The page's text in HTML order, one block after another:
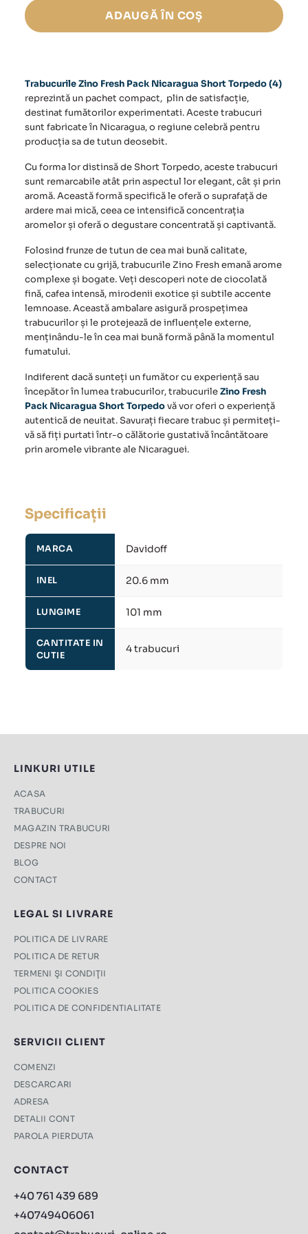
Pack
(4)
ADAUGĂ ÎN COȘ
Trabucurile Zino Fresh Pack Nicaragua Short Torpedo (4)
reprezintă un pachet compact, plin de satisfacție,
destinat fumătorilor experimentati. Aceste trabucuri
sunt fabricate în Nicaragua, o regiune celebră pentru
producția sa de tutun deosebit.
Cu forma lor distinsă de Short Torpedo, aceste trabucuri
sunt remarcabile atât prin aspectul lor elegant, cât și prin
aromă. Această formă specifică le oferă o suprafață de
ardere mai mică, ceea ce intensifică concentrația
aromelor și oferă o degustare concentrată și captivantă.
Folosind frunze de tutun de cea mai bună calitate,
selecționate cu grijă,trabucurileZino Fresh emană arome
complexe și bogate. Veți descoperi note de ciocolată
fină, cafea intensă, mirodenii exotice și subtile accente
lemnoase. Această ambalare asigură prospețimea
trabucurilor și le protejează de influențele externe,
menținându-le în cea mai bună formă până la momentul
fumatului.
Indiferent dacă sunteți un fumător cu experiență sau
începător în lumeatrabucurilor,trabucurileZino Fresh
Pack Nicaragua Short Torpedovă vor oferi o experiență
autentică de neuitat. Savurați fiecaretrabucși permiteți-
vă să fiți purtati într-o călătorie gustativă încântătoare
prin aromele vibrante ale Nicaraguei.
Specificații
MARCA Davidoff
INEL 20.6 mm
LUNGIME 101 mm
CANTITATE IN
CUTIE
4 trabucuri
LINKURI UTILE
ACASA
TRABUCURI
MAGAZIN TRABUCURI
DESPRE NOI
BLOG
CONTACT
LEGAL SI LIVRARE
POLITICA DE LIVRARE
POLITICA DE RETUR
TERMENI ŞI CONDIŢII
POLITICA COOKIES
POLITICA DE CONFIDENTIALITATE
SERVICII CLIENT
COMENZI
DESCARCARI
ADRESA
DETALII CONT
PAROLA PIERDUTA
CONTACT
+40 761 439 689
+40749406061